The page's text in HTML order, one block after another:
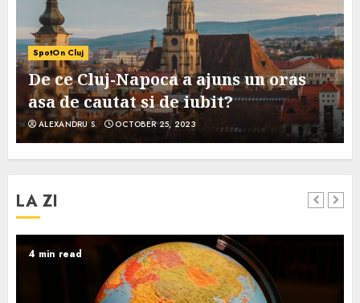
SpotOn Cluj
De ce Cluj-Napoca a ajuns un oras
asa de cautat si de iubit?
ALEXANDRU S. OCTOBER 25, 2023
LA ZI
4 min read